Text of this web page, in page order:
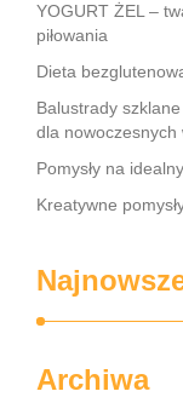
YOGURT ŻEL –
piłowania
Dieta
Balustrady
dla nowoczesnych
Pomysły na
Kreatywne
Archiwa